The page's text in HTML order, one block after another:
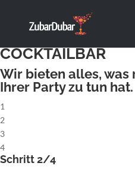
Schritt 1/4
MIETEN SIE EINE
COCKTAILBAR
Wir bieten alles, was
Ihrer Party zu tun hat.
1
2
3
4
Schritt 2/4